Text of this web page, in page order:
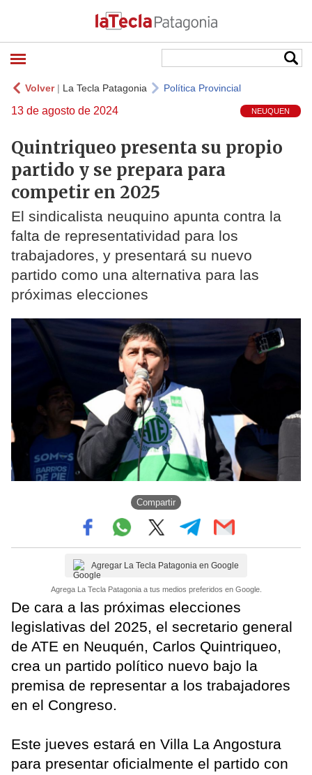
Volver| La Tecla Patagonia Política Provincial
13 de agosto de 2024 NEUQUEN
Quintriqueo presenta su propio
partido y se prepara para
competir en 2025
El sindicalista neuquino apunta contra la
falta de representatividad para los
trabajadores, y presentará su nuevo
partido como una alternativa para las
próximas elecciones
Compartir
Agregar La Tecla Patagonia en Google
Agrega La Tecla Patagonia a tus medios preferidos en Google.
De cara a las próximas elecciones
legislativas del 2025, el secretario general
de ATE en Neuquén, Carlos Quintriqueo,
crea un partido político nuevo bajo la
premisa de representar a los trabajadores
en el Congreso.
Este jueves estará en Villa La Angostura
para presentar oficialmente el partido con